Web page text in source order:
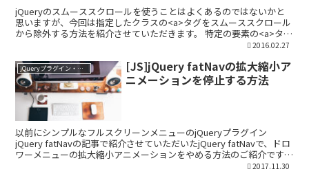
jQueryのスムーススクロールを使うことはよくあるのではないかと
思いますが、今回は指定したクラスの<a>タグをスムーススクロール
から除外する方法を紹介させていただきます。 特定の要素の<a>タグ
2016.02.27
jQueryプラグイン・ライブラリ
[JS]jQuery fatNavの拡大縮小ア
ニメーションを停止する方法
以前にシンプルなフルスクリーンメニューのjQueryプラグイン
jQuery fatNavの記事で紹介させていただいたjQuery fatNavで、ドロ
ワーメニューの拡大縮小アニメーションをやめる方法のご紹介です。
2017.11.30